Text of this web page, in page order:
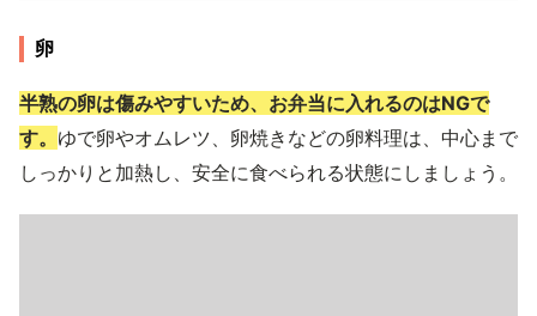
卵
半熟の卵は傷みやすいため、お弁当に入れるのはNGで
す。 ゆで卵やオムレツ、卵焼きなどの卵料理は、中心まで
しっかりと加熱し、安全に食べられる状態にしましょう。